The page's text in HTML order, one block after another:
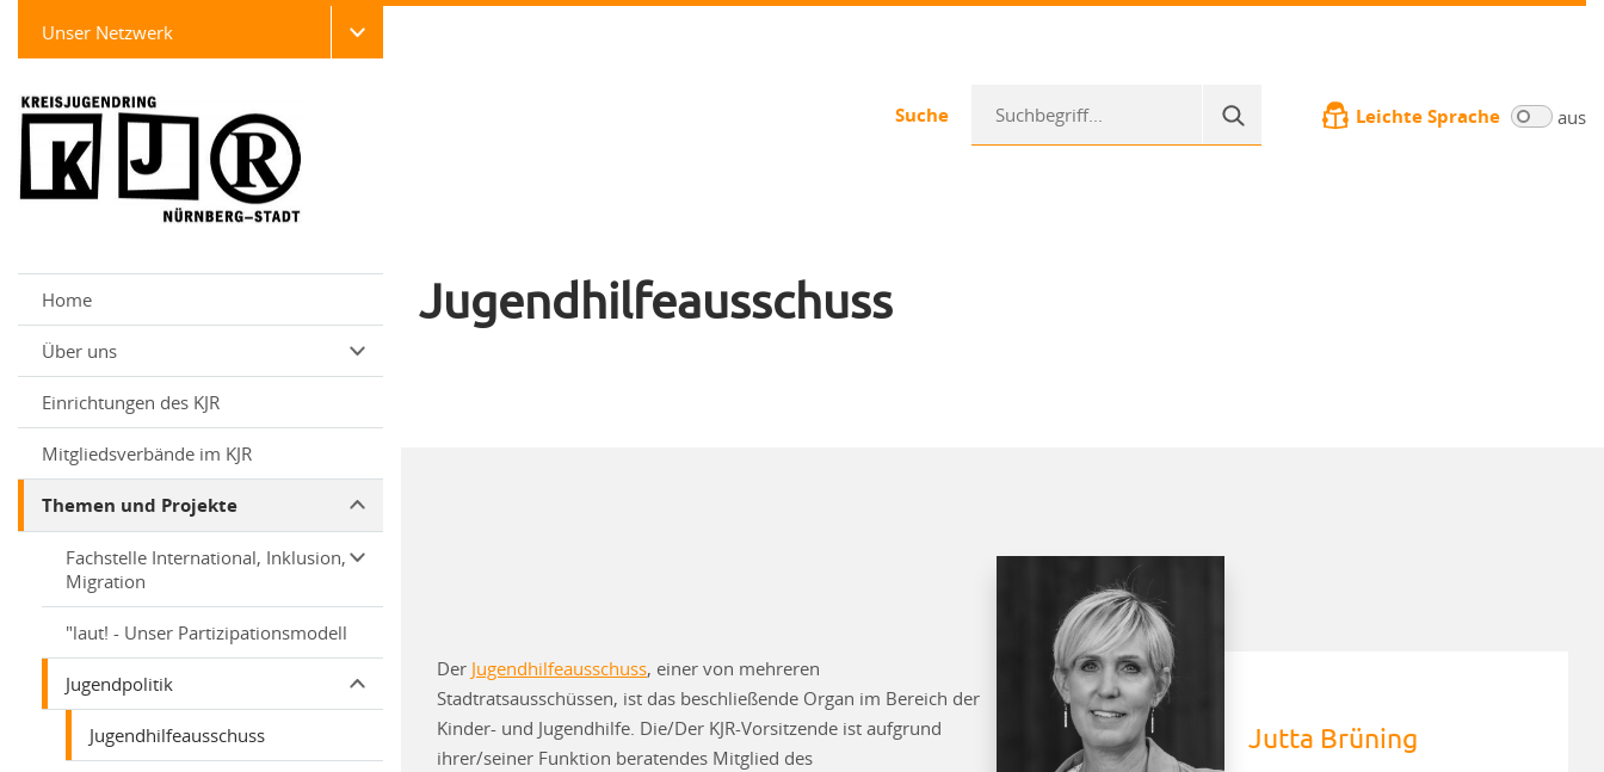
Unser Netzwerk
Suche Leichte Sprache aus
Home
Über uns
Einrichtungen des KJR
Mitgliedsverbände im KJR
Themen und Projekte
Fachstelle International, Inklusion,
Migration
"laut! - Unser Partizipationsmodell
Jugendpolitik
Jugendhilfeausschuss
Jugendhilfeausschuss
Der Jugendhilfeausschuss, einer von mehreren
Stadtratsausschüssen, ist das beschließende Organ im Bereich der
Kinder- und Jugendhilfe. Die/Der KJR-Vorsitzende ist aufgrund
ihrer/seiner Funktion beratendes Mitglied des
Jutta Brüning